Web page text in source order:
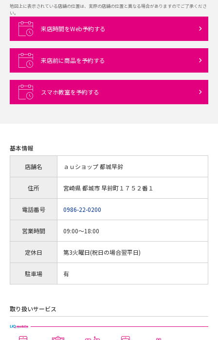
地図上に表示されている店舗の位置は、実際の店舗の位置と異なる場合がありますのでご了承くださ
い。
来店時間をWeb予約する
来店前に商品を予約する
スマホ教室を予約する
基本情報
店舗名 ａｕショップ 都城早鈴
住所 宮崎県 都城市 早鈴町１７５２番１
電話番号 0986-22-0200
営業時間 09:00～18:00
定休日 第3火曜日(祝日の場合翌平日)
駐車場 有
取り扱いサービス